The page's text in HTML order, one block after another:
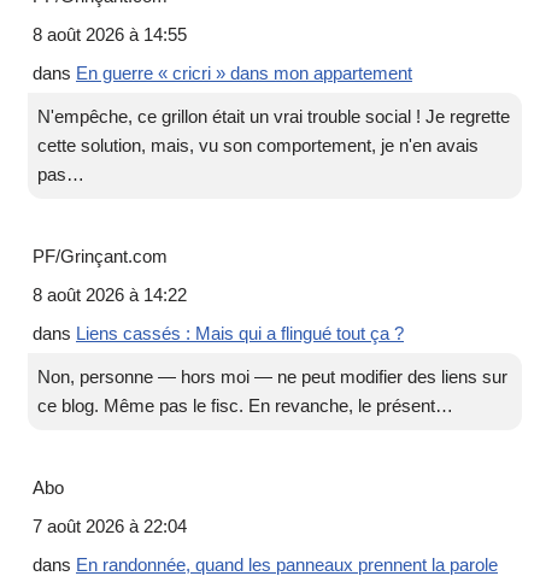
8 août 2026 à 14:55
dans En guerre « cricri » dans mon appartement
N'empêche, ce grillon était un vrai trouble social ! Je regrette
cette solution, mais, vu son comportement, je n'en avais
pas…
PF/Grinçant.com
8 août 2026 à 14:22
dans Liens cassés : Mais qui a flingué tout ça ?
Non, personne — hors moi — ne peut modifier des liens sur
ce blog. Même pas le fisc. En revanche, le présent…
Abo
7 août 2026 à 22:04
dans En randonnée, quand les panneaux prennent la parole